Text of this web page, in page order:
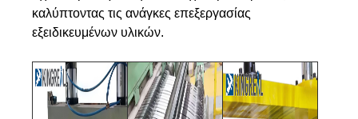
καλύπτοντας τις ανάγκες επεξεργασίας
εξειδικευμένων υλικών.